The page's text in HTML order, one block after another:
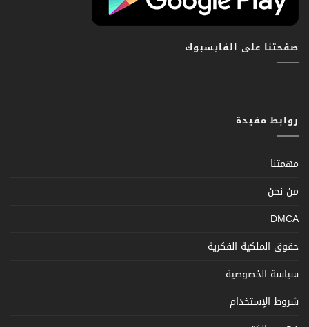
صفحتنا على الفايسبوك
روابط مفيدة
مهمتنا
من نحن
DMCA
حقوق الملكية الفكرية
سياسة الخصوصية
شروط الإستخدام